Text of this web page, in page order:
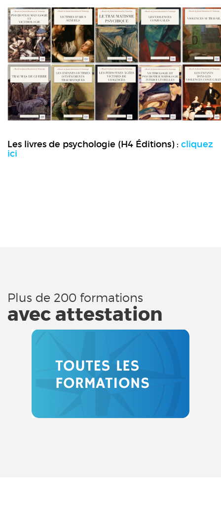
Les livres de psychologie (H4 Éditions) : cliquez
ici
Plus de 200 formations
avec attestation